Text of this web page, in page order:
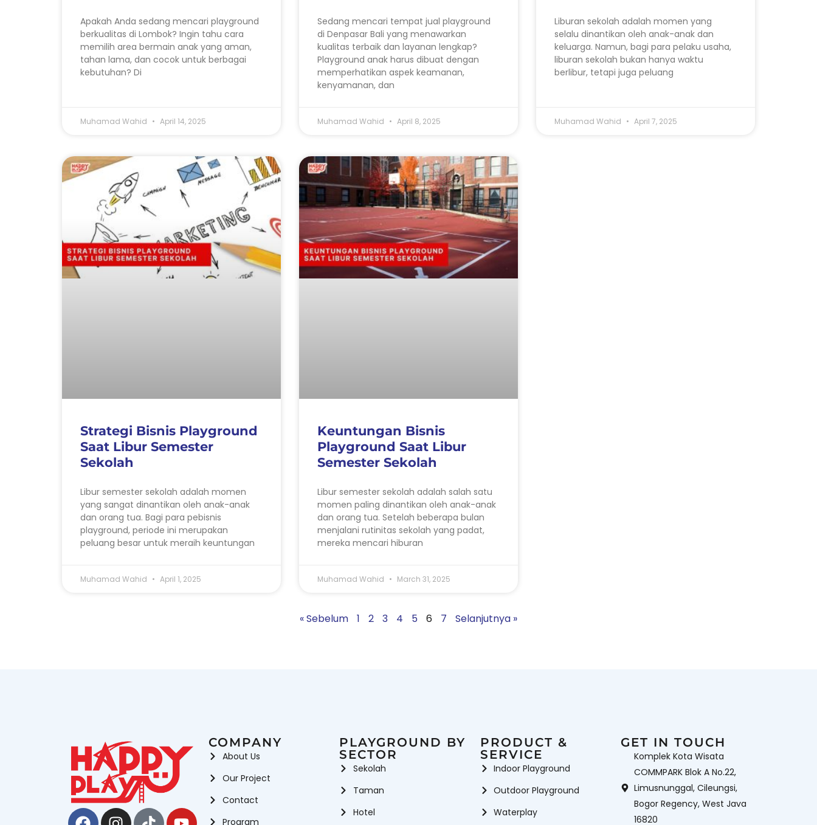
Apakah Anda sedang mencari playground
berkualitas di Lombok? Ingin tahu cara
memilih area bermain anak yang aman,
tahan lama, dan cocok untuk berbagai
kebutuhan? Di
Muhamad Wahid April 14, 2025
Sedang mencari tempat jual playground
di Denpasar Bali yang menawarkan
kualitas terbaik dan layanan lengkap?
Playground anak harus dibuat dengan
memperhatikan aspek keamanan,
kenyamanan, dan
Muhamad Wahid April 8, 2025
Liburan sekolah adalah momen yang
selalu dinantikan oleh anak-anak dan
keluarga. Namun, bagi para pelaku usaha,
liburan sekolah bukan hanya waktu
berlibur, tetapi juga peluang
Muhamad Wahid April 7, 2025
Strategi Bisnis Playground
Saat Libur Semester
Sekolah
Libur semester sekolah adalah momen
yang sangat dinantikan oleh anak-anak
dan orang tua. Bagi para pebisnis
playground, periode ini merupakan
peluang besar untuk meraih keuntungan
Muhamad Wahid April 1, 2025
Keuntungan Bisnis
Playground Saat Libur
Semester Sekolah
Libur semester sekolah adalah salah satu
momen paling dinantikan oleh anak-anak
dan orang tua. Setelah beberapa bulan
menjalani rutinitas sekolah yang padat,
mereka mencari hiburan
Muhamad Wahid March 31, 2025
« Sebelum 1 2 3 4 5 6 7 Selanjutnya »
Facebook
Instagram
TiktokYoutube
COMPANY
About Us
Our Project
Contact
Program
PLAYGROUND BY
SECTOR
Sekolah
Taman
Hotel
PRODUCT &
SERVICE
Indoor Playground
Outdoor Playground
Waterplay
GET IN TOUCH
Komplek Kota Wisata
COMMPARK Blok A No.22,
Limusnunggal, Cileungsi,
Bogor Regency, West Java
16820